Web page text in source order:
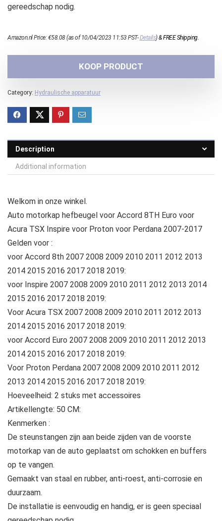
gereedschap nodig.
Amazon.nl Price:€58.08(as of 10/04/2023 11:53 PST-Details)&FREE Shipping.
KOOP PRODUCT
Category: Hydraulische apparatuur
Description
Additional information
Welkom in onze winkel.
Auto motorkap hefbeugel voor Accord 8TH Euro voor
Acura TSX Inspire voor Proton voor Perdana 2007-2017
Gelden voor :
voor Accord 8th 2007 2008 2009 2010 2011 2012 2013
2014 2015 2016 2017 2018 2019:
voor Inspire 2007 2008 2009 2010 2011 2012 2013 2014
2015 2016 2017 2018 2019:
Voor Acura TSX 2007 2008 2009 2010 2011 2012 2013
2014 2015 2016 2017 2018 2019:
voor Accord Euro 2007 2008 2009 2010 2011 2012 2013
2014 2015 2016 2017 2018 2019:
Voor Proton Perdana 2007 2008 2009 2010 2011 2012
2013 2014 2015 2016 2017 2018 2019:
Hoeveelheid: 2 stuks met accessoires
Artikellengte: 50 CM:
Kenmerken :
De steunstangen zijn aan beide zijden van de voorste
motorkap van de auto geplaatst om schokken en buffers
op te vangen.
Gemaakt van staal en rubber, anti-roest, anti-corrosie en
duurzaam.
De installatie is eenvoudig en handig, er is geen speciaal